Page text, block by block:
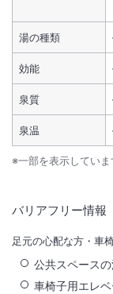
湯の種類
効能
泉質
泉温
※一部を表示していま
バリアフリー情報
足元の心配な方・車
公共スペース
車椅子用エレ